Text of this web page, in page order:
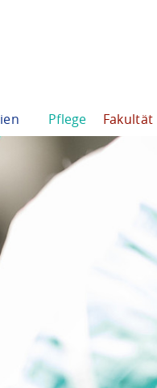
Pflege Fakultät